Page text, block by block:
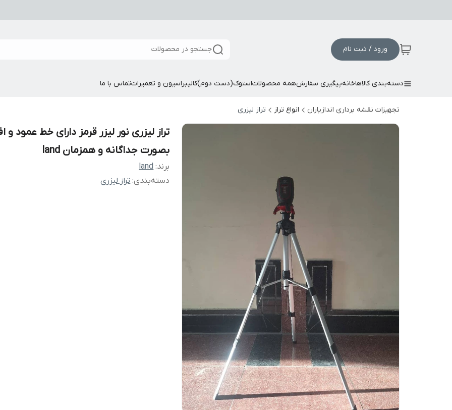
ورود / ثبت نام جستجو در محصولات
دسته‌بندی کالاهاخانهپیگیری سفارشهمه محصولاتاستوک(دست دوم)کالیبراسیون و تعمیراتتماس با ما
تجهیزات نقشه برداری اندازیاران انواع تراز تراز لیزری
تراز لیزری نور لیزر قرمز دارای خط عمود و
بصورت جداگانه و همزمان land
برند: land
دسته‌بندی:تراز لیزری